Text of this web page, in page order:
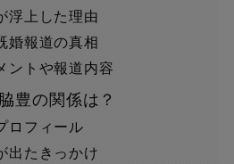
浮上した理由
婚報道の真相
ントや報道内容
豊の関係は？
ロフィール
出たきっかけ